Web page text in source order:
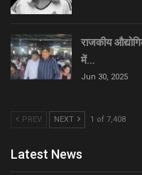
राजकीय
में…
Jun 30, 2025
PREV NEXT 1 of 7,408
Latest News